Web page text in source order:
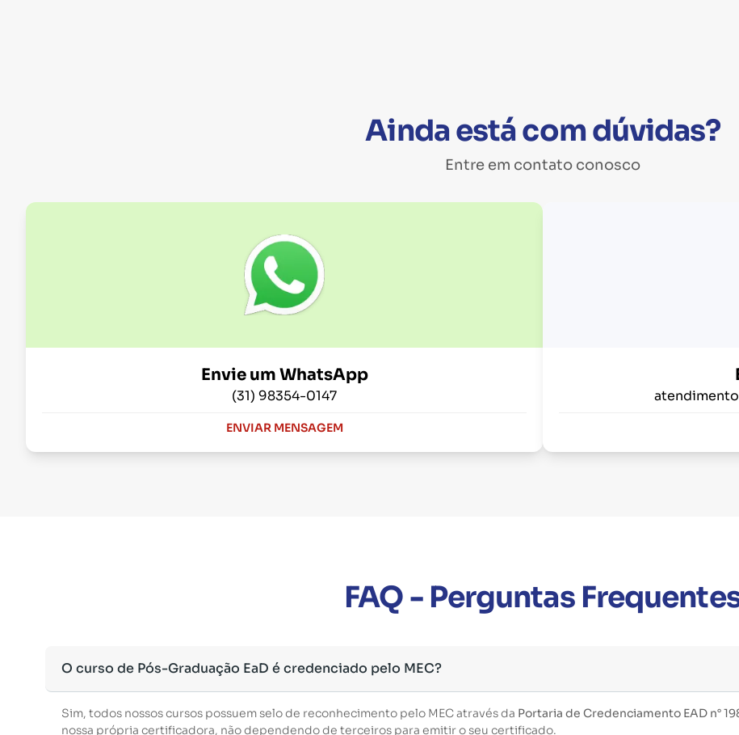
Ainda está com dúvidas?
Entre em contato conosco
Envie um WhatsApp
(31) 98354-0147
ENVIAR MENSAGEM
FAQ - Perguntas
O curso de Pós-Graduação EaD é credenciado pelo MEC?
Sim, todos nossos cursos possuem selo de reconhecimento pelo MEC através da Portaria de Credenciamento EAD n°
nossa própria certificadora, não dependendo de terceiros para emitir o seu certificado.